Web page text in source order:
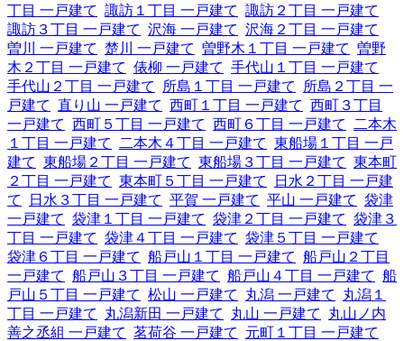
丁目 一戸建て 諏訪１丁目 一戸建て 諏訪２丁目 一戸建て
諏訪３丁目 一戸建て 沢海 一戸建て 沢海２丁目 一戸建て
曽川 一戸建て 楚川 一戸建て 曽野木１丁目 一戸建て 曽野
木２丁目 一戸建て 俵柳 一戸建て 手代山１丁目 一戸建て
手代山２丁目 一戸建て
所島１丁目 一戸建て
所島２丁目 一
戸建て 直り山 一戸建て 西町１丁目 一戸建て 西町３丁目
一戸建て 西町５丁目 一戸建て 西町６丁目 一戸建て
二本木
１丁目 一戸建て
二本木４丁目 一戸建て 東船場１丁目 一戸
建て 東船場２丁目 一戸建て 東船場３丁目 一戸建て 東本町
２丁目 一戸建て 東本町５丁目 一戸建て
日水２丁目 一戸建
て
日水３丁目 一戸建て 平賀 一戸建て 平山 一戸建て 袋津
一戸建て 袋津１丁目 一戸建て 袋津２丁目 一戸建て 袋津３
丁目 一戸建て 袋津４丁目 一戸建て 袋津５丁目 一戸建て
袋津６丁目 一戸建て 船戸山１丁目 一戸建て 船戸山２丁目
一戸建て 船戸山３丁目 一戸建て 船戸山４丁目 一戸建て 船
戸山５丁目 一戸建て 松山 一戸建て 丸潟 一戸建て
丸潟１
丁目 一戸建て
丸潟新田 一戸建て 丸山 一戸建て
丸山ノ内
善之丞組 一戸建て 茗荷谷 一戸建て
元町１丁目 一戸建て